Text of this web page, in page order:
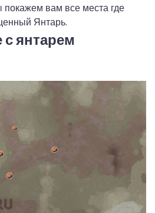
вам все места где
Янтарь.
с янтарем